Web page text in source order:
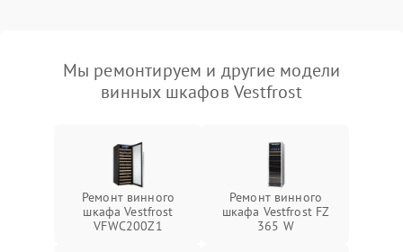
Мы ремонтируем и другие модели
винных шкафов Vestfrost
Ремонт винного
шкафа Vestfrost
VFWC200Z1
Ремонт винного
шкафа Vestfrost FZ
365 W